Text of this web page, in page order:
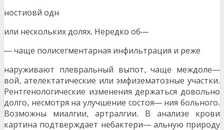
ностиовй одн
или нескольких долях. Нередко об—
— чаще полисегментарная инфильтрация и реже
наруживают плевральный выпот,чаще междоле—
вой, ателектатические или эмфизематозные участки.
Рентгенологические изменения держаться довольно
долго, несмотря на улучшение состоя—ния больного.
Возможны миалгии, артралгии. В анализе крови
картина подтверждает небактери—альную природу